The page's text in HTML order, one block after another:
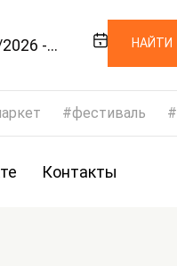
-
НАЙТИ
фестиваль
Контакты